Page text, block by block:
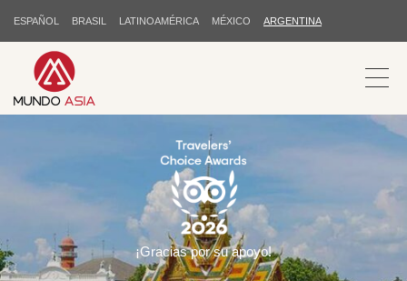
ESPAÑOL BRASIL LATINOAMÉRICA MÉXICO ARGENTINA
¡Gracias por su apoyo!